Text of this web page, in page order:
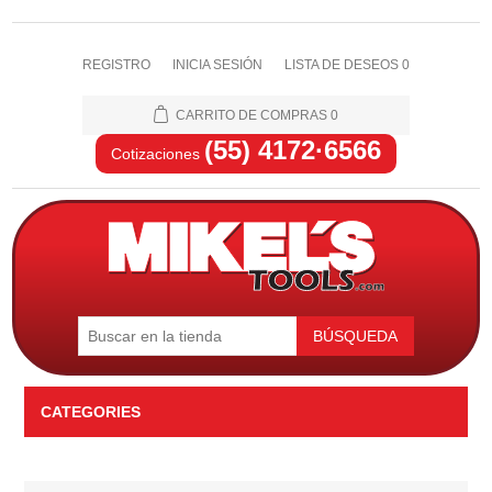
REGISTRO INICIA SESIÓN LISTA DE DESEOS 0
CARRITO DE COMPRAS 0
Cotizaciones (55) 4172·6566
BÚSQUEDA
CATEGORIES